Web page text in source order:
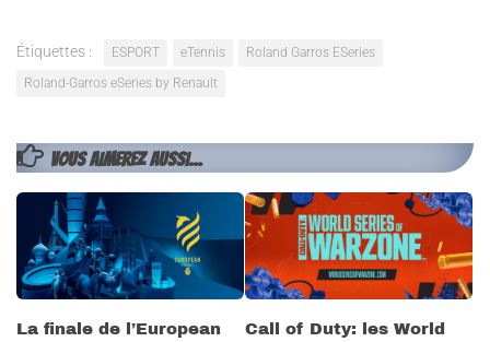
Étiquettes : ESPORT eTennis
Roland Garros ESeries
Roland-Garros eSeries by Renault
VOUS AIMEREZ AUSSI...
La finale de l’European
Call of Duty: les World